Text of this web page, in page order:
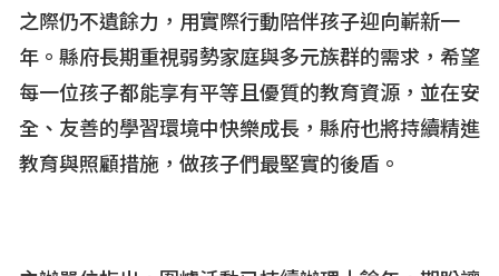
之際仍不遺餘力，用實際行動陪伴孩子迎向嶄新一
年。縣府長期重視弱勢家庭與多元族群的需求，希望
每一位孩子都能享有平等且優質的教育資源，並在安
全、友善的學習環境中快樂成長，縣府也將持續精進
教育與照顧措施，做孩子們最堅實的後盾。